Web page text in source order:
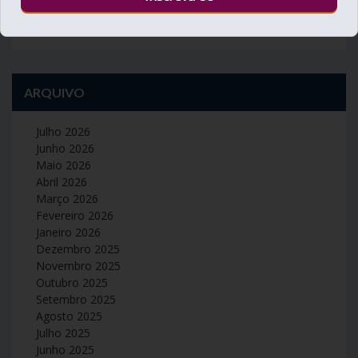
ARQUIVO
Julho 2026
Junho 2026
Maio 2026
Abril 2026
Março 2026
Fevereiro 2026
Janeiro 2026
Dezembro 2025
Novembro 2025
Outubro 2025
Setembro 2025
Agosto 2025
Julho 2025
Junho 2025